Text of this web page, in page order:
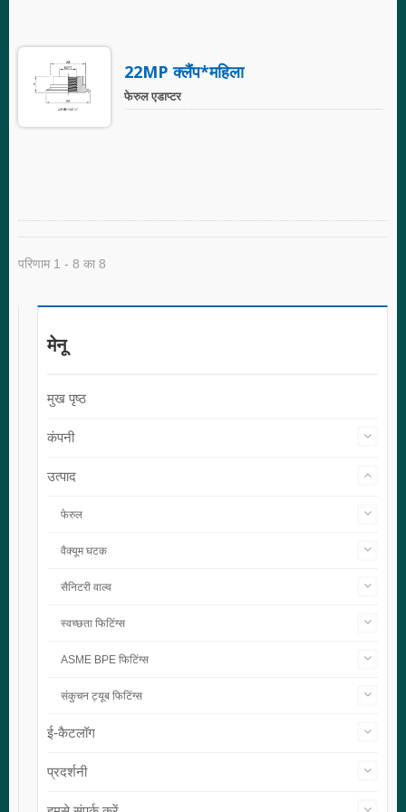
22MP क्लैंप*महिला
फेरुल एडाप्टर
परिणाम 1 - 8 का 8
मेनू
मुख पृष्ठ
कंपनी
उत्पाद
फेरुल
वैक्यूम घटक
सैनिटरी वाल्व
स्वच्छता फिटिंग्स
ASME BPE फिटिंग्स
संकुचन ट्यूब फिटिंग्स
ई-कैटलॉग
प्रदर्शनी